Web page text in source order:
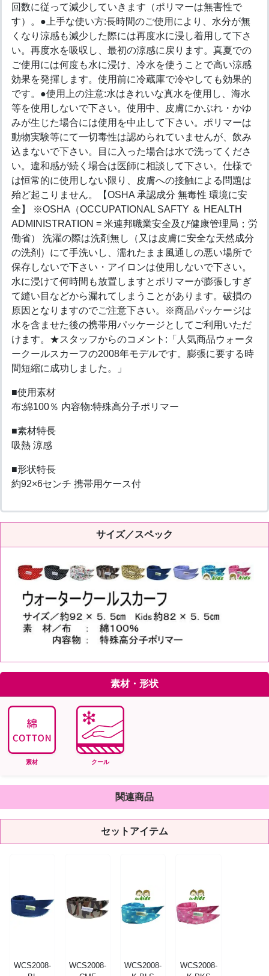
回数に従って減少していきます（ポリマーは無害性で
す）。●上手な使い方:長時間のご使用により、水分が無
くなり涼感も減少した際には再度水に浸し着用して下さ
い。再度水を吸収し、最初の涼感に戻ります。真夏での
ご使用には何度も水に浸け、冷水を使うことで高い涼感
効果を発揮します。使用前に冷蔵庫で冷やしても効果的
です。●使用上の注意:水はきれいな真水を使用し、海水
等を使用しないで下さい。使用中、皮膚にかぶれ・かゆ
みが生じた場合には使用を中止して下さい。ポリマーは
動物実験等にて一切毒性は認められていませんが、飲み
込まないで下さい。目に入った場合は水で洗ってくださ
い。違和感が続く場合は医師に相談して下さい。仕様で
は恒常的に使用しない限り、皮膚への接触による問題は
殆ど起こりません。【OSHA 承認成分 無毒性 環境に安
全】 ※OSHA（OCCUPATIONAL SAFTY ＆ HEALTH
ADMINISTRATION = 米連邦職業安全及び健康管理局；労
働省） 洗濯の際は洗剤無し（又は皮膚に安全な天然成分
の洗剤）にて手洗いし、濡れたまま風通しの悪い場所で
保存しないで下さい・アイロンは使用しないで下さい。
水に浸けて何時間も放置しますとポリマーが膨張しすぎ
て縫い目などから漏れてしまうことがあります。破損の
原因となりますのでご注意下さい。※商品パッケージは
水を含ませた後の携帯用パッケージとしてご利用いただ
けます。★スタッフからのコメント:「人気商品ウォータ
ークールスカーフの2008年モデルです。膨張に要する時
間短縮に成功しました。」
■使用素材
布:綿100％ 内容物:特殊高分子ポリマー
■素材特長
吸熱 涼感
■形状特長
約92×6センチ 携帯用ケース付
サイズ／スペック
素材・形状
素材 クール
関連商品
セットアイテム
WCS2008-
WCS2008-
WCS2008-
WCS2008-